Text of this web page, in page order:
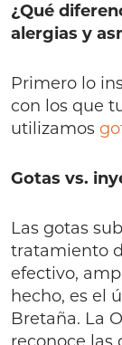
¿Qué
alergias y
Primero lo
con los que
utilizamos
Gotas vs.
Las gotas
tratamiento
efectivo,
hecho, es el
Bretaña. La